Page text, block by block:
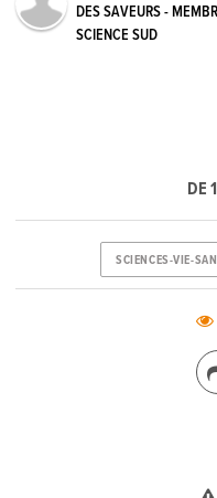
DES SAVEURS -
SCIENCE SUD
DE
SCIENCES-VIE-